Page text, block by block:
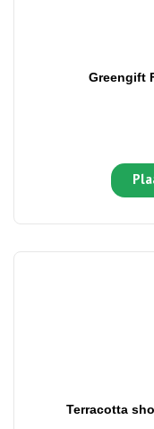
Greengift
Terracotta